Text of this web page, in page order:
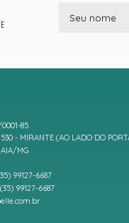
85
- MIRANTE (AO LADO DO
MG
99127-6687
99127-6687